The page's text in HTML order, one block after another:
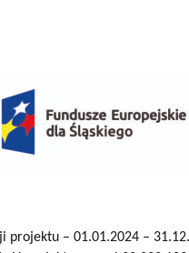
projektu – 01.01.2024 –